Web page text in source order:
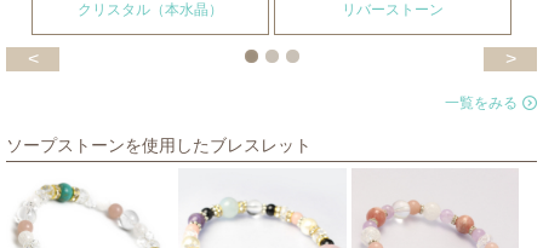
クリスタル（本水晶）
リバーストーン
< >
一覧をみる
ソープストーンを使用したブレスレット